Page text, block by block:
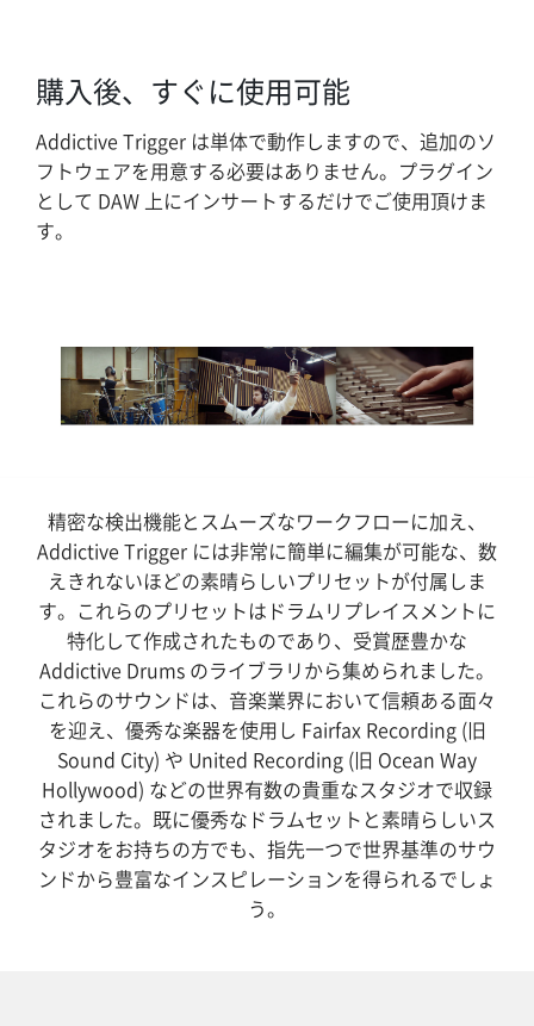
購入後、すぐに使用可能
Addictive Trigger は単体で動作しますので、追加のソ
フトウェアを用意する必要はありません。プラグイン
として DAW 上にインサートするだけでご使用頂けま
す。
精密な検出機能とスムーズなワークフローに加え、
Addictive Trigger には非常に簡単に編集が可能な、数
えきれないほどの素晴らしいプリセットが付属しま
す。これらのプリセットはドラムリプレイスメントに
特化して作成されたものであり、受賞歴豊かな
Addictive Drums のライブラリから集められました。
これらのサウンドは、音楽業界において信頼ある面々
を迎え、優秀な楽器を使用し Fairfax Recording (旧
Sound City) や United Recording (旧 Ocean Way
Hollywood) などの世界有数の貴重なスタジオで収録
されました。既に優秀なドラムセットと素晴らしいス
タジオをお持ちの方でも、指先一つで世界基準のサウ
ンドから豊富なインスピレーションを得られるでしょ
う。